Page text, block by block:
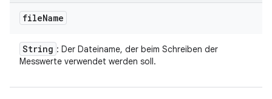
fileName
String : Der Dateiname, der beim Schreiben der
Messwerte verwendet werden soll.